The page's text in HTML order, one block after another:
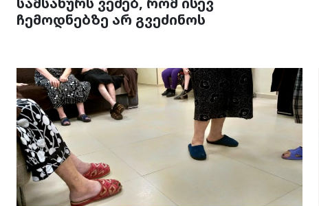
ჩემოდნებზე არ გვეძინოს